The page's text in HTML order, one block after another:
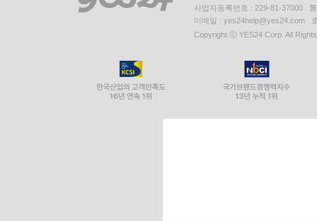
사업자등록번호 : 229-81-37000
이메일 : yes24help@yes24.com
Copyright ⓒ YES24 Corp. All